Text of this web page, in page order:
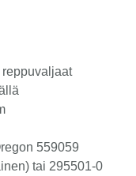
559059
tai 295501-0